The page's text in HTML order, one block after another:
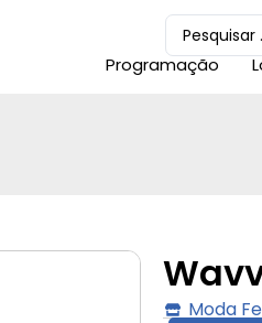
Programação
Moda